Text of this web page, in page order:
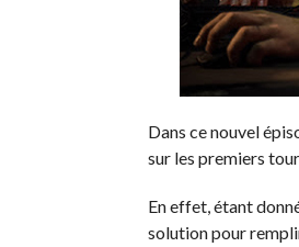
Dans ce nouvel
sur les premiers
En effet, étant
solution pour